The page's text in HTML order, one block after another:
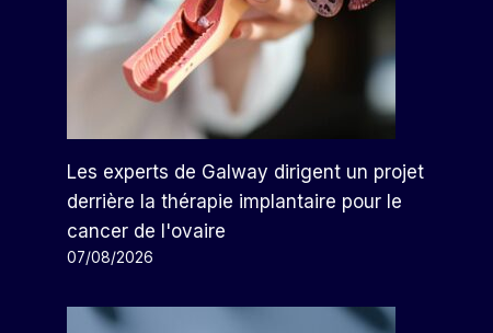
Les experts de Galway dirigent un projet
derrière la thérapie implantaire pour le
cancer de l'ovaire
07/08/2026